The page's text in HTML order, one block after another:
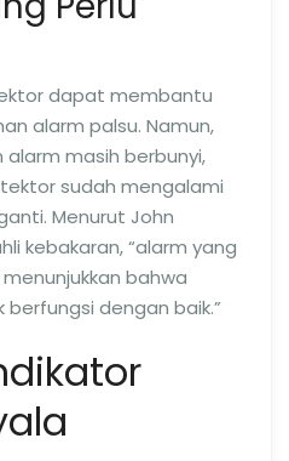
dapat membantu
alarm palsu. Namun,
alarm masih berbunyi,
sudah mengalami
Menurut John
kebakaran, “alarm yang
bahwa
dengan baik.”